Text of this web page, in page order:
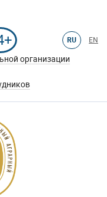
RU EN
организации